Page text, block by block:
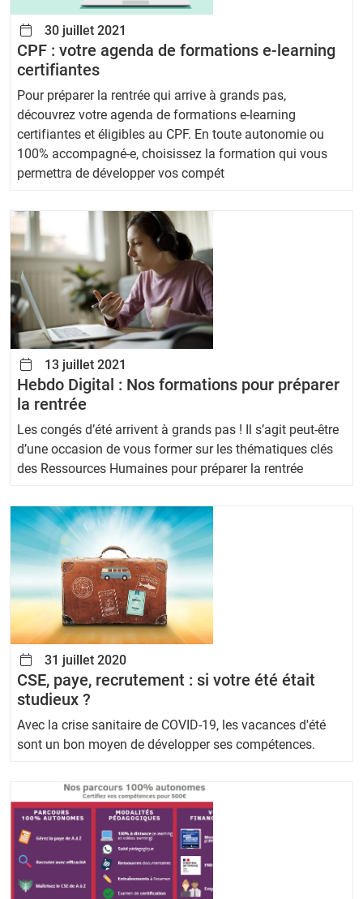
30 juillet 2021
CPF : votre agenda de formations e-learning
certifiantes
Pour préparer la rentrée qui arrive à grands pas,
découvrez votre agenda de formations e-learning
certifiantes et éligibles au CPF. En toute autonomie ou
100% accompagné-e, choisissez la formation qui vous
permettra de développer vos compét
13 juillet 2021
Hebdo Digital : Nos formations pour préparer
la rentrée
Les congés d’été arrivent à grands pas ! Il s’agit peut-être
d’une occasion de vous former sur les thématiques clés
des Ressources Humaines pour préparer la rentrée
31 juillet 2020
CSE, paye, recrutement : si votre été était
studieux ?
Avec la crise sanitaire de COVID-19, les vacances d'été
sont un bon moyen de développer ses compétences.